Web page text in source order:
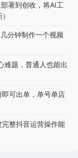
署到创收，将AI工
分钟制作一个视频
难题，普通人也能出
可出单，单号单店
整抖音运营操作能